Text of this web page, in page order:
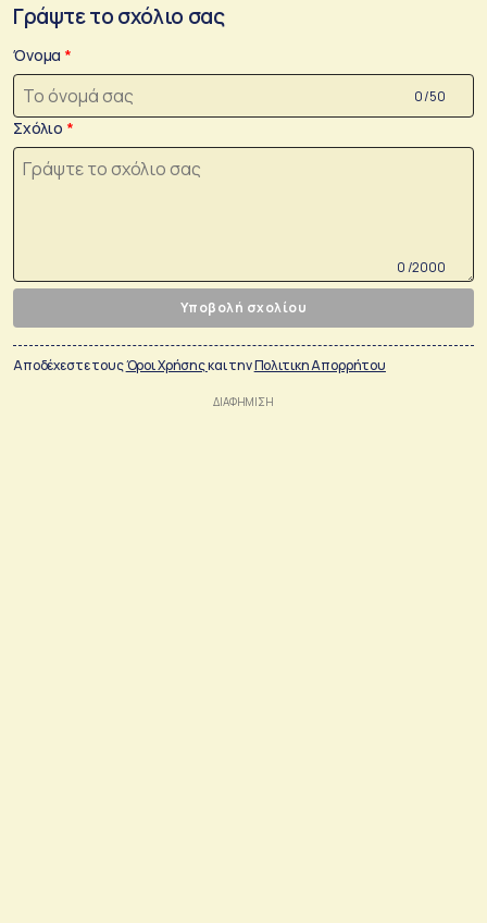
Γράψτε το σχόλιο σας
Όνομα
0 /50
Σχόλιο
0 /2000
Υποβολή σχολίου
Αποδέχεστε τουςΌροι Χρήσηςκαι τηνΠολιτικη Απορρήτου